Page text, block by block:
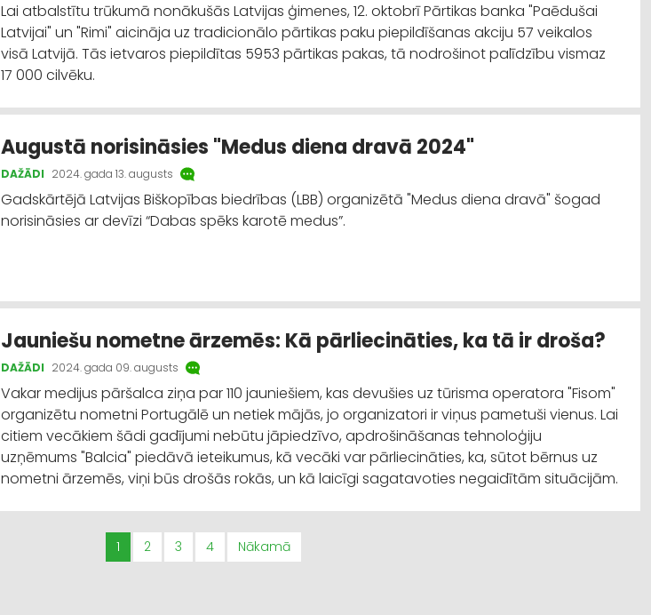
Lai atbalstītu trūkumā nonākušās Latvijas ģimenes, 12. oktobrī Pārtikas banka "Paēdušai
Latvijai" un "Rimi" aicināja uz tradicionālo pārtikas paku piepildīšanas akciju 57 veikalos
visā Latvijā. Tās ietvaros piepildītas 5953 pārtikas pakas, tā nodrošinot palīdzību vismaz
17 000 cilvēku.
Augustā norisināsies "Medus diena dravā 2024"
DAŽĀDI 2024. gada 13. augusts
Gadskārtējā Latvijas Biškopības biedrības (LBB) organizētā "Medus diena dravā" šogad
norisināsies ar devīzi “Dabas spēks karotē medus”.
Jauniešu nometne ārzemēs: Kā pārliecināties, ka tā ir droša?
DAŽĀDI 2024. gada 09. augusts
Vakar medijus pāršalca ziņa par 110 jauniešiem, kas devušies uz tūrisma operatora "Fisom"
organizētu nometni Portugālē un netiek mājās, jo organizatori ir viņus pametuši vienus. Lai
citiem vecākiem šādi gadījumi nebūtu jāpiedzīvo, apdrošināšanas tehnoloģiju
uzņēmums "Balcia" piedāvā ieteikumus, kā vecāki var pārliecināties, ka, sūtot bērnus uz
nometni ārzemēs, viņi būs drošās rokās, un kā laicīgi sagatavoties negaidītām situācijām.
1 2 3 4 Nākamā